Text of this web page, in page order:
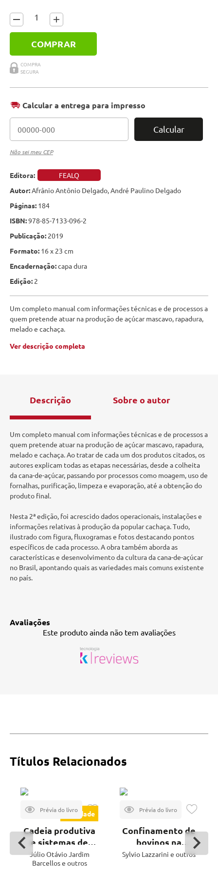
Editora:
FEALQ
Autor:Afrânio Antônio Delgado, André Paulino Delgado
Páginas: 184
ISBN:978-85-7133-096-2
Publicação: 2019
Formato: 16 x 23 cm
Encadernação:capa dura
Edição: 2
Um completo manual com informações técnicas e de processos a
quem pretende atuar na produção de açúcar mascavo, rapadura,
melado e cachaça.
Ver descrição completa
COMPRAR
Calcular a entrega para impresso
Calcular
Não sei meu CEP
Descrição Sobre o autor
Um completo manual com informações técnicas e de processos a
quem pretende atuar na produção de açúcar mascavo, rapadura,
melado e cachaça. Ao tratar de cada um dos produtos citados, os
autores explicam todas as etapas necessárias, desde a colheita
da cana-de-açúcar, passando por processos como moagem, uso de
fornalhas, purificação, limpeza e evaporação, até a obtenção do
produto final.
Nesta 2ª edição, foi acrescido dados operacionais, instalações e
informações relativas à produção da popular cachaça. Tudo,
ilustrado com figura, fluxogramas e fotos destacando pontos
específicos de cada processo. A obra também aborda as
características e desenvolvimento da cultura da cana-de-açúcar
no Brasil, apontando quais as variedades mais comuns existente
no país.
Avaliações
Este produto ainda não tem avaliações
Títulos Relacionados
Novidade
Cadeia produtiva
e sistemas de
produção - 2ª ed.
Júlio Otávio Jardim
Barcellos e outros
Confinamento de
bovinos na
pecuária de corte
Sylvio Lazzarini e outros